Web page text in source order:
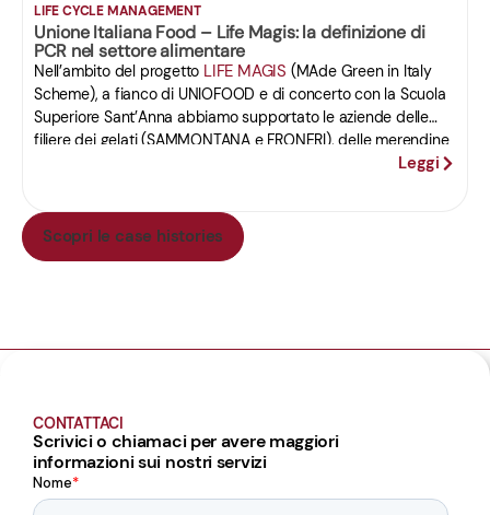
LIFE CYCLE MANAGEMENT
Unione Italiana Food – Life Magis: la definizione di
PCR nel settore alimentare
Nell’ambito del progetto LIFE MAGIS (MAde Green in Italy
Scheme), a fianco di UNIOFOOD e di concerto con la Scuola
Superiore Sant’Anna abbiamo supportato le aziende delle
filiere dei gelati (SAMMONTANA e FRONERI), delle merendine
confezionare (BARILLA e FERRERO), dei lievitati da ricorrenza
LAVAZZA) nella definizione di regole di categoria di prodotto
per le categorie di prodotto selezionate e nella realizzazione
di studi PEF e dichiarazioni ambientali di prodotto individuali.
Leggi
Scopri le case histories
CONTATTACI
Scrivici o chiamaci per avere maggiori
informazioni sui nostri servizi